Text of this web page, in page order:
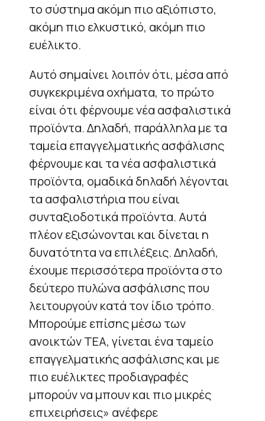
το σύστημα ακόμη πιο αξιόπιστο,
ακόμη πιο ελκυστικό, ακόμη πιο
ευέλικτο.
Αυτό σημαίνει λοιπόν ότι, μέσα από
συγκεκριμένα οχήματα, το πρώτο
είναι ότι φέρνουμε νέα ασφαλιστικά
προϊόντα. Δηλαδή, παράλληλα με τα
ταμεία επαγγελματικής ασφάλισης
φέρνουμε και τα νέα ασφαλιστικά
προϊόντα, ομαδικά δηλαδή λέγονται
τα ασφαλιστήρια που είναι
συνταξιοδοτικά προϊόντα. Αυτά
πλέον εξισώνονται και δίνεται η
δυνατότητα να επιλέξεις. Δηλαδή,
έχουμε περισσότερα προϊόντα στο
δεύτερο πυλώνα ασφάλισης που
λειτουργούν κατά τον ίδιο τρόπο.
Μπορούμε επίσης μέσω των
ανοικτών ΤΕΑ, γίνεται ένα ταμείο
επαγγελματικής ασφάλισης και με
πιο ευέλικτες προδιαγραφές
μπορούν να μπουν και πιο μικρές
επιχειρήσεις» ανέφερε